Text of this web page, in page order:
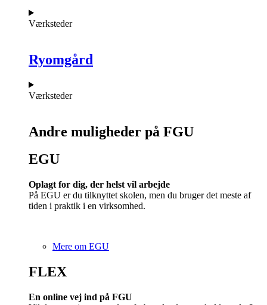
Værksteder
Ryomgård
Værksteder
Andre muligheder på FGU
EGU​
Oplagt for dig, der helst vil arbejde
På EGU er du tilknyttet skolen, men du bruger det meste af
tiden i praktik i en virksomhed.
Mere om EGU
FLEX
En online vej ind på FGU